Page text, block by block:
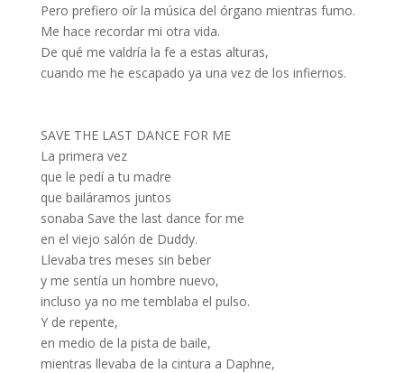
Pero prefiero oír la música del órgano mientras fumo.
Me hace recordar mi otra vida.
De qué me valdría la fe a estas alturas,
cuando me he escapado ya una vez de los infiernos.
SAVE THE LAST DANCE FOR ME
La primera vez
que le pedí a tu madre
que bailáramos juntos
sonaba Save the last dance for me
en el viejo salón de Duddy.
Llevaba tres meses sin beber
y me sentía un hombre nuevo,
incluso ya no me temblaba el pulso.
Y de repente,
en medio de la pista de baile,
mientras llevaba de la cintura a Daphne,